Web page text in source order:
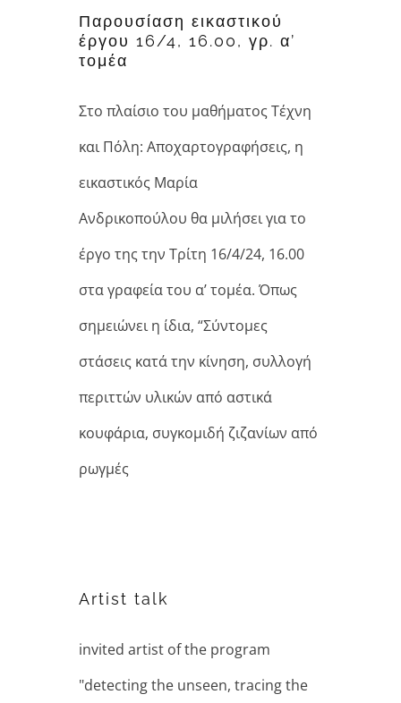
16/4, 16.00, γρ. α’
τομέα
Παρουσίαση εικαστικού
έργου 16/4, 16.00, γρ. α’
τομέα
Στο πλαίσιο του μαθήματος Τέχνη
και Πόλη: Αποχαρτογραφήσεις, η
εικαστικός Μαρία
Ανδρικοπούλου θα μιλήσει για το
έργο της την Τρίτη 16/4/24, 16.00
στα γραφεία του α’ τομέα. Όπως
σημειώνει η ίδια, “Σύντομες
στάσεις κατά την κίνηση, συλλογή
περιττών υλικών από αστικά
κουφάρια, συγκομιδή ζιζανίων από
ρωγμές
Artist talk
invited artist of the program
"detecting the unseen, tracing the